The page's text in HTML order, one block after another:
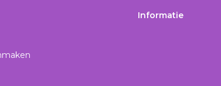
Informatie